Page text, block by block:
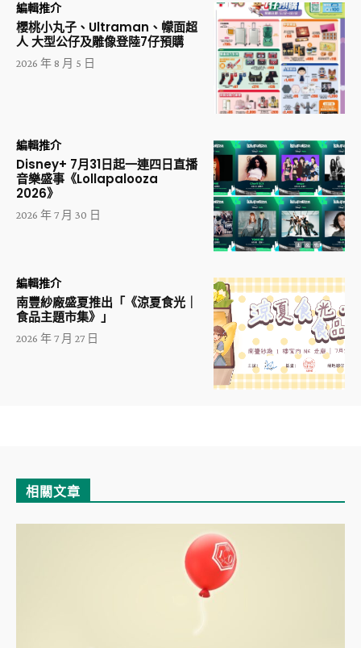
編輯推介
櫻桃小丸子、Ultraman、幪面超
人 大型公仔及雕像登陸7仔預購
2026 年 8 月 5 日
編輯推介
Disney+ 7月31日起一連四日直播
音樂盛事《Lollapalooza
2026》
2026 年 7 月 30 日
編輯推介
南豐紗廠盛夏推出「《涼夏食光｜
食品主題市集》」
2026 年 7 月 27 日
相關文章